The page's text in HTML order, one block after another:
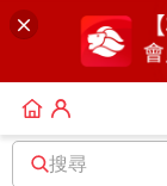
搜尋